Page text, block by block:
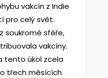
vakcín z Indie
pro celý svět.
soukromé sféře,
vakcíny.
tento úkol zcela
třech měsících